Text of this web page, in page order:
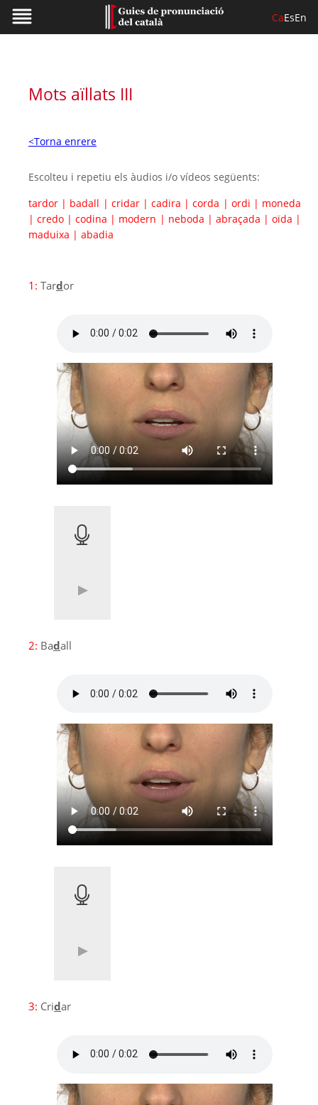
CaEsEn
Mots aïllats III
<Torna enrere
Escolteu i repetiu els àudios i/o vídeos següents:
tardor | badall | cridar |cadira |corda | ordi | moneda
|credo |codina | modern | neboda | abraçada |oïda |
maduixa | abadia
1: Tardor
2: Badall
3: Cridar